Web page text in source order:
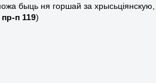
быць ня горшай за хрысьціянскую,
п 119)